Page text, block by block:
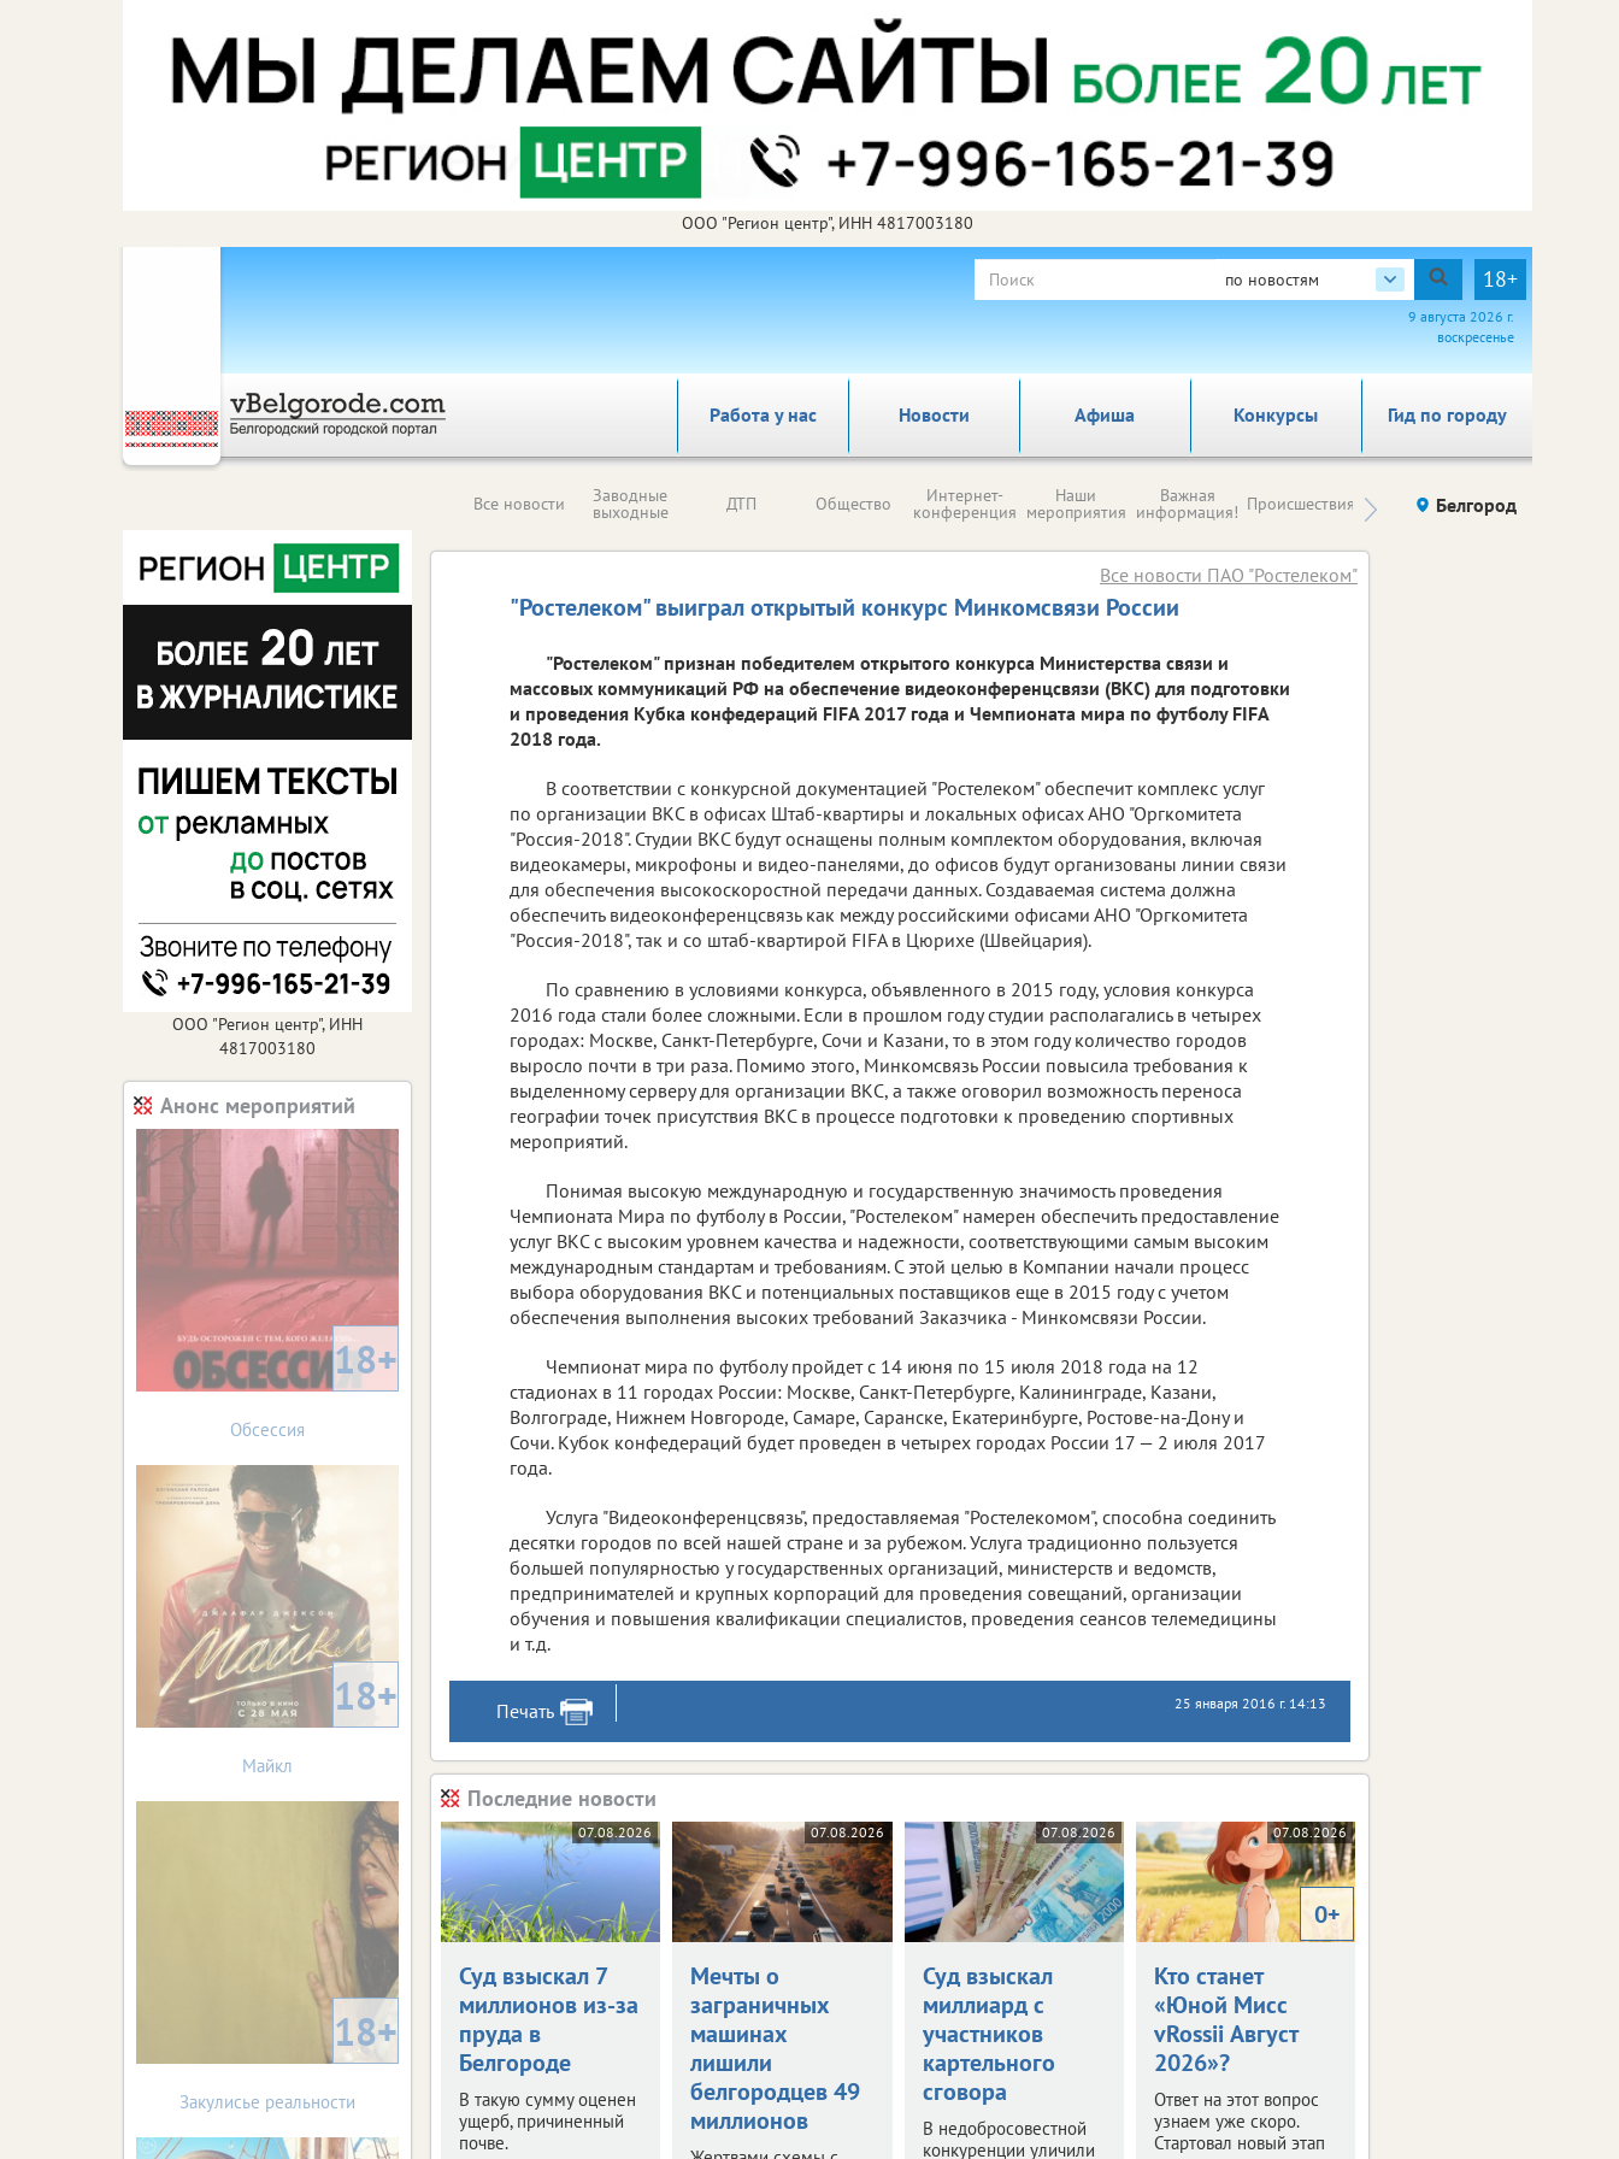
ООО "Регион центр", ИНН 4817003180
по новостям 18+
9 августа 2026 г.
воскресенье
Работа у нас Новости Афиша Гид по городу
Конкурсы
Все новости Заводные
выходные ДТП Общество Интернет-
конференция
Наши
мероприятия
Важная
информация! Происшествия Здоровье компаний (на
правах
Белгород
"Ростелеком" выиграл открытый конкурс Минкомсвязи России
Все новости ПАО "Ростелеком"
"Ростелеком" признан победителем открытого конкурса Министерства связи и
массовых коммуникаций РФ на обеспечение видеоконференцсвязи (ВКС) для подготовки
и проведения Кубка конфедераций FIFA 2017 года и Чемпионата мира по футболу FIFA
2018 года.
В соответствии с конкурсной документацией "Ростелеком" обеспечит комплекс услуг
по организации ВКС в офисах Штаб-квартиры и локальных офисах АНО "Оргкомитета
"Россия-2018". Студии ВКС будут оснащены полным комплектом оборудования, включая
видеокамеры, микрофоны и видео-панелями, до офисов будут организованы линии связи
для обеспечения высокоскоростной передачи данных. Создаваемая система должна
обеспечить видеоконференцсвязь как между российскими офисами АНО "Оргкомитета
"Россия-2018", так и со штаб-квартирой FIFA в Цюрихе (Швейцария).
По сравнению в условиями конкурса, объявленного в 2015 году, условия конкурса
2016 года стали более сложными. Если в прошлом году студии располагались в четырех
городах: Москве, Санкт-Петербурге, Сочи и Казани, то в этом году количество городов
выросло почти в три раза. Помимо этого, Минкомсвязь России повысила требования к
выделенному серверу для организации ВКС, а также оговорил возможность переноса
географии точек присутствия ВКС в процессе подготовки к проведению спортивных
мероприятий.
Понимая высокую международную и государственную значимость проведения
Чемпионата Мира по футболу в России, "Ростелеком" намерен обеспечить предоставление
услуг ВКС с высоким уровнем качества и надежности, соответствующими самым высоким
международным стандартам и требованиям. С этой целью в Компании начали процесс
выбора оборудования ВКС и потенциальных поставщиков еще в 2015 году с учетом
обеспечения выполнения высоких требований Заказчика - Минкомсвязи России.
Чемпионат мира по футболу пройдет с 14 июня по 15 июля 2018 года на 12
стадионах в 11 городах России: Москве, Санкт-Петербурге, Калининграде, Казани,
Волгограде, Нижнем Новгороде, Самаре, Саранске, Екатеринбурге, Ростове-на-Дону и
Сочи. Кубок конфедераций будет проведен в четырех городах России 17 — 2 июля 2017
года.
Услуга "Видеоконференцсвязь", предоставляемая "Ростелекомом", способна соединить
десятки городов по всей нашей стране и за рубежом. Услуга традиционно пользуется
большей популярностью у государственных организаций, министерств и ведомств,
предпринимателей и крупных корпораций для проведения совещаний, организации
обучения и повышения квалификации специалистов, проведения сеансов телемедицины
и т.д.
Печать 25 января 2016 г. 14:13
Последние новости
07.08.2026
Суд взыскал 7
миллионов из-за
пруда в
Белгороде
В такую сумму оценен
ущерб, причиненный
почве.
07.08.2026
Мечты о
заграничных
машинах
лишили
белгородцев 49
миллионов
07.08.2026
Суд взыскал
миллиард с
участников
картельного
сговора
В недобросовестной
конкуренции уличили
07.08.2026
0+
Кто станет
«Юной Мисс
vRossii Август
2026»?
Ответ на этот вопрос
узнаем уже скоро.
Стартовал новый этап
ООО "Регион центр", ИНН
4817003180
Анонс мероприятий
18+
Обсессия
18+
Майкл
18+
Закулисье реальности